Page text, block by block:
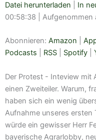
Amazon
RSS
RSS FEED
TEILEN
LINK
Datei herunterladen In
00:58:38
Aufgenommen
Abonnieren: Amazon
Podcasts
RSS Spotify
Der Protest - Inteview mit
einen Zweiteiler. Warum,
haben sich ein wenig
Aufnahme unseres ersten
würde ein gewisser Herr
bayerische Agrarlobby,